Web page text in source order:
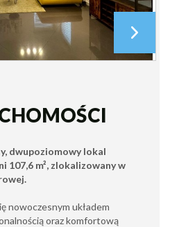
dwupoziomowy lokal
107,6 m², zlokalizowany w
nowoczesnym układem
oraz komfortową